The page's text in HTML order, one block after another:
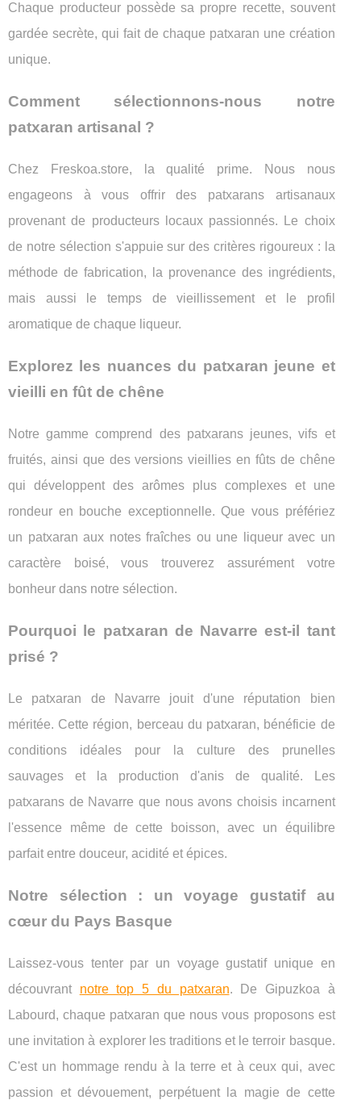
Chaque producteur possède sa propre recette, souvent
gardée secrète, qui fait de chaque patxaran une création
unique.
Comment sélectionnons-nous notre
patxaran artisanal ?
Chez Freskoa.store, la qualité prime. Nous nous
engageons à vous offrir des patxarans artisanaux
provenant de producteurs locaux passionnés. Le choix
de notre sélection s'appuie sur des critères rigoureux : la
méthode de fabrication, la provenance des ingrédients,
mais aussi le temps de vieillissement et le profil
aromatique de chaque liqueur.
Explorez les nuances du patxaran jeune et
vieilli en fût de chêne
Notre gamme comprend des patxarans jeunes, vifs et
fruités, ainsi que des versions vieillies en fûts de chêne
qui développent des arômes plus complexes et une
rondeur en bouche exceptionnelle. Que vous préfériez
un patxaran aux notes fraîches ou une liqueur avec un
caractère boisé, vous trouverez assurément votre
bonheur dans notre sélection.
Pourquoi le patxaran de Navarre est-il tant
prisé ?
Le patxaran de Navarre jouit d'une réputation bien
méritée. Cette région, berceau du patxaran, bénéficie de
conditions idéales pour la culture des prunelles
sauvages et la production d'anis de qualité. Les
patxarans de Navarre que nous avons choisis incarnent
l'essence même de cette boisson, avec un équilibre
parfait entre douceur, acidité et épices.
Notre sélection : un voyage gustatif au
cœur du Pays Basque
Laissez-vous tenter par un voyage gustatif unique en
découvrant notre top 5 du patxaran. De Gipuzkoa à
Labourd, chaque patxaran que nous vous proposons est
une invitation à explorer les traditions et le terroir basque.
C'est un hommage rendu à la terre et à ceux qui, avec
passion et dévouement, perpétuent la magie de cette